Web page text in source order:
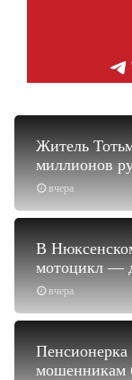
вчера
Житель
миллионов
вчера
В
мотоцикл —
Пенсионерка
мошенникам